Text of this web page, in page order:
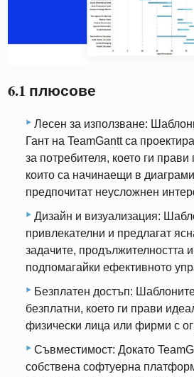
6.1 плюсове
Лесен за използване:
Гант на TeamGantt са
за потребителя, което ги
които са начинаещи в
предпочитат неусложнен
Дизайн и визуализация:
привлекателни и предлагат
задачите, продължителността
подпомагайки ефективното
Безплатен достъп:
безплатни, което ги прави
физически лица или фирми с
Съвместимост: Докато
собствена софтуерна